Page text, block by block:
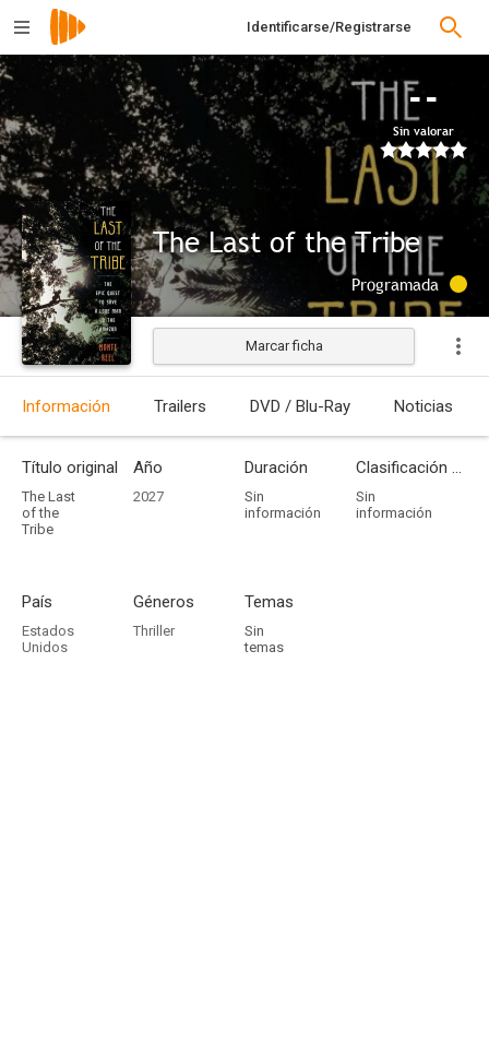
Identificarse/Registrarse
--
Sin valorar
The Last of the Tribe
Programada
Marcar ficha
Información Trailers DVD / Blu-Ray Noticias
Título original
The Last
of the
Tribe
Año
2027
Duración
Sin
información
Clasificación por edades
Sin
información
País
Estados
Unidos
Géneros
Thriller
Temas
Sin
temas